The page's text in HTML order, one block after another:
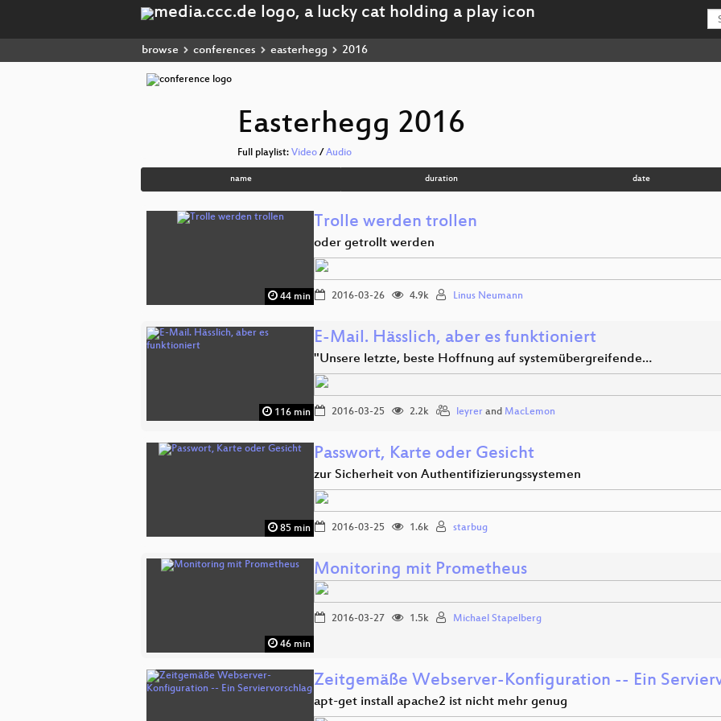
browse conferences easterhegg 2016
Easterhegg 2016
Full playlist: Video / Audio
name duration date
44 min
Trolle werden trollen
oder getrollt werden
2016-03-26 4.9k Linus Neumann
116 min
E-Mail. Hässlich, aber es funktioniert
"Unsere letzte, beste Hoffnung auf systemübergreifende…
2016-03-25 2.2k leyrer and MacLemon
85 min
Passwort, Karte oder Gesicht
zur Sicherheit von Authentifizierungssystemen
2016-03-25 1.6k starbug
46 min
Monitoring mit Prometheus
2016-03-27 1.5k Michael Stapelberg
Zeitgemäße Webserver-Konfiguration -- Ein
apt-get install apache2 ist nicht mehr genug